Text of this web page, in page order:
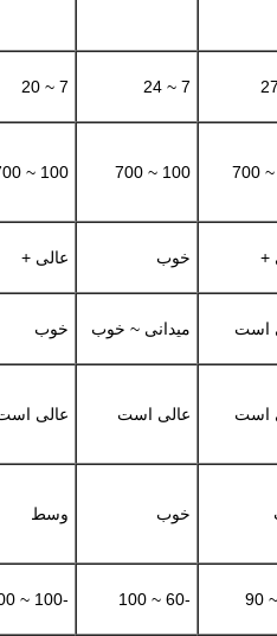
7 ~ 24
7 ~ 20
100 ~ 700
100 ~ 700
+ خوب عالی +
است میدانی ~ خوب خوب
است عالی است عالی
خوب وسط
-60 ~ 100
-100 ~ 100